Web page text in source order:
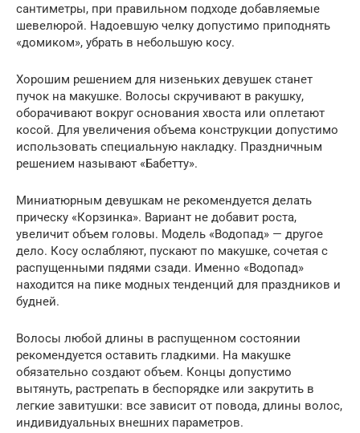
сантиметры, при правильном подходе добавляемые
шевелюрой. Надоевшую челку допустимо приподнять
«домиком», убрать в небольшую косу.
Хорошим решением для низеньких девушек станет
пучок на макушке. Волосы скручивают в ракушку,
оборачивают вокруг основания хвоста или оплетают
косой. Для увеличения объема конструкции допустимо
использовать специальную накладку. Праздничным
решением называют «Бабетту».
Миниатюрным девушкам не рекомендуется делать
прическу «Корзинка». Вариант не добавит роста,
увеличит объем головы. Модель «Водопад» — другое
дело. Косу ослабляют, пускают по макушке, сочетая с
распущенными пядями сзади. Именно «Водопад»
находится на пике модных тенденций для праздников и
будней.
Волосы любой длины в распущенном состоянии
рекомендуется оставить гладкими. На макушке
обязательно создают объем. Концы допустимо
вытянуть, растрепать в беспорядке или закрутить в
легкие завитушки: все зависит от повода, длины волос,
индивидуальных внешних параметров.